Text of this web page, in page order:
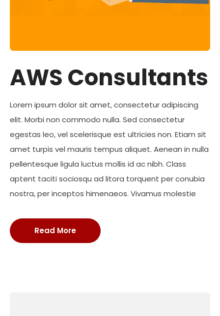
AWS Consultants
Lorem ipsum dolor sit amet, consectetur adipiscing
elit. Morbi non commodo nulla. Sed consectetur
egestas leo, vel scelerisque est ultricies non. Etiam sit
amet turpis vel mauris tempus aliquet. Aenean in nulla
pellentesque ligula luctus mollis id ac nibh. Class
aptent taciti sociosqu ad litora torquent per conubia
nostra, per inceptos himenaeos. Vivamus molestie
Read More